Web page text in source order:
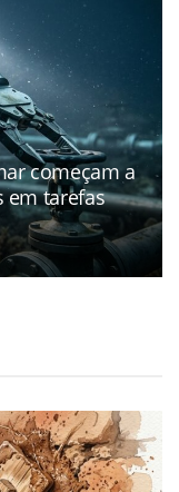
começam a
em tarefas